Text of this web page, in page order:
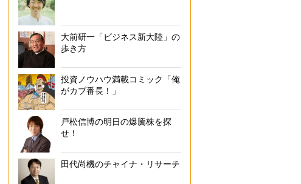
相続対策として活用できる4つの制度（【2】と【3】は贈与を受ける人の前年
合、利用不可。【4】は贈与を受ける人の年間所得が2000万円以上の
大前研一「ビジネス新大陸」の
歩き方
投資ノウハウ満載コミック「俺
がカブ番長！」
戸松信博の明日の爆騰株を探
せ！
田代尚機のチャイナ・リサーチ